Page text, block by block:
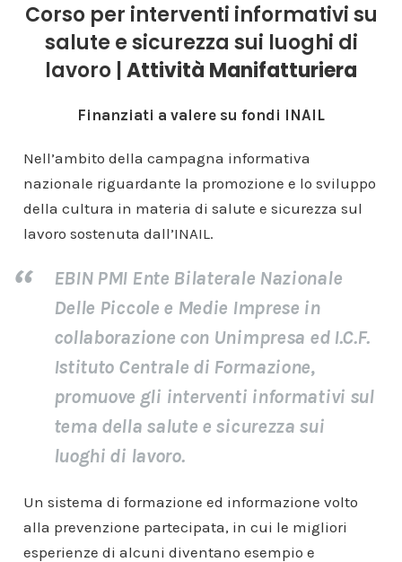
Corso per interventi informativi su
salute e sicurezza sui luoghi di
lavoro |Attività Manifatturiera
Finanziati a valere su fondi INAIL
Nell’ambito della campagna informativa
nazionale riguardante la promozione e lo sviluppo
della cultura in materia di salute e sicurezza sul
lavoro sostenuta dall’INAIL.
EBIN PMI Ente Bilaterale Nazionale
Delle Piccole e Medie Imprese in
collaborazione con Unimpresa ed I.C.F.
Istituto Centrale di Formazione,
promuove gli interventi informativi sul
tema della salute e sicurezza sui
luoghi di lavoro.
Un sistema di formazione ed informazione volto
alla prevenzione partecipata, in cui le migliori
esperienze di alcuni diventano esempio e